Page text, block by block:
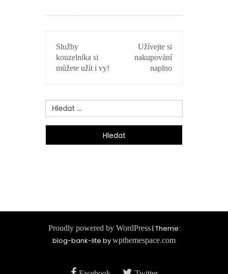
PRO
PŘÍSPĚVEK
Služby
kouzelníka si
můžete užít i vy!
Užívejte si
nakupování
naplno
Vyhledávání
Proudly powered by WordPress | Theme:
blog-bank-lite bywpthemespace.com